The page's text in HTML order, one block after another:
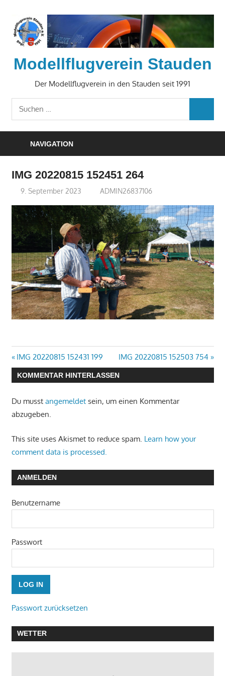
springen
Modellflugverein Stauden
Der Modellflugverein in den Stauden seit 1991
Suchen
NAVIGATION
IMG 20220815 152451 264
9. September 2023 ADMIN26837106
Beitragsnavigation
Vorheriger
Beitrag:
IMG 20220815 152431 199
Nächster
Beitrag:
IMG 20220815 152503 754
KOMMENTAR HINTERLASSEN
Du musst angemeldetsein, um einen Kommentar
abzugeben.
This site uses Akismet to reduce spam. Learn how your
comment data is processed.
ANMELDEN
Benutzername
Passwort
Passwort zurücksetzen
WETTER